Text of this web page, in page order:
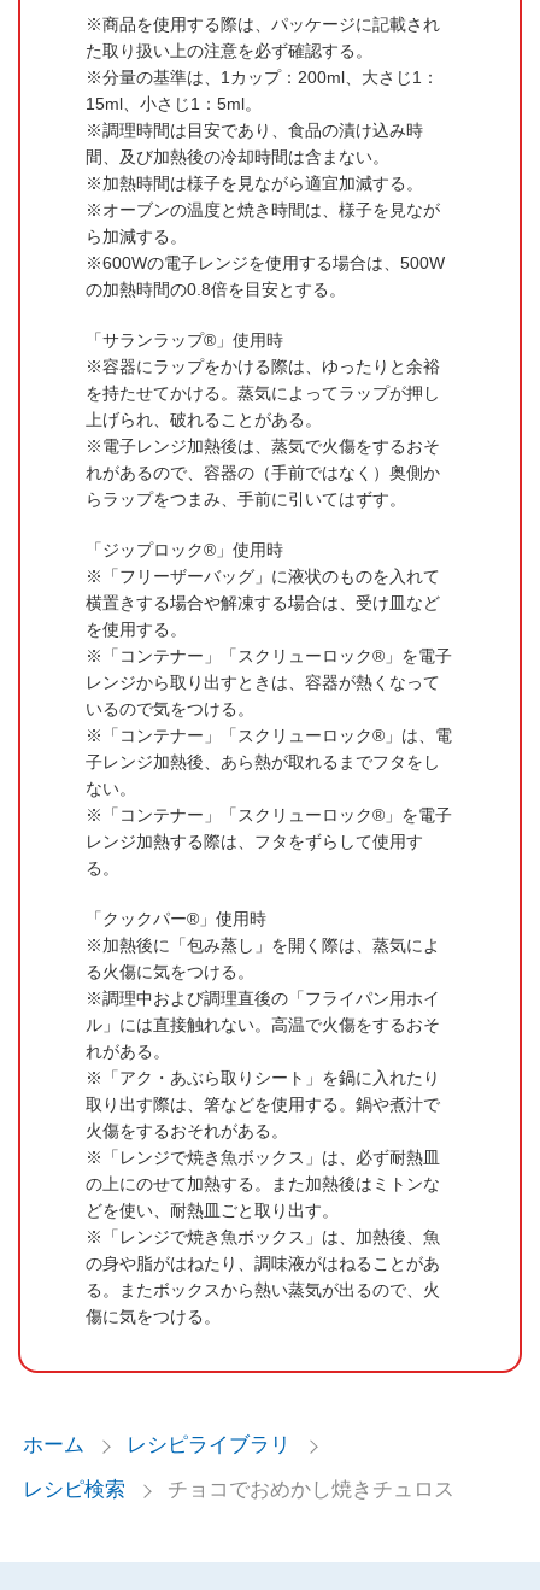
商品を使用する際は、パッケージに記載され
た取り扱い上の注意を必ず確認する。
分量の基準は、1カップ：200ml、大さじ1：
15ml、小さじ1：5ml。
調理時間は目安であり、食品の漬け込み時
間、及び加熱後の冷却時間は含まない。
加熱時間は様子を見ながら適宜加減する。
オーブンの温度と焼き時間は、様子を見なが
ら加減する。
600Wの電子レンジを使用する場合は、500W
の加熱時間の0.8倍を目安とする。
「サランラップ®」使用時
容器にラップをかける際は、ゆったりと余裕
を持たせてかける。蒸気によってラップが押し
上げられ、破れることがある。
電子レンジ加熱後は、蒸気で火傷をするおそ
れがあるので、容器の（手前ではなく）奥側か
らラップをつまみ、手前に引いてはずす。
「ジップロック®」使用時
「フリーザーバッグ」に液状のものを入れて
横置きする場合や解凍する場合は、受け皿など
を使用する。
「コンテナー」「スクリューロック®」を電子
レンジから取り出すときは、容器が熱くなって
いるので気をつける。
「コンテナー」「スクリューロック®」は、電
子レンジ加熱後、あら熱が取れるまでフタをし
ない。
「コンテナー」「スクリューロック®」を電子
レンジ加熱する際は、フタをずらして使用す
る。
「クックパー®」使用時
加熱後に「包み蒸し」を開く際は、蒸気によ
る火傷に気をつける。
調理中および調理直後の「フライパン用ホイ
ル」には直接触れない。高温で火傷をするおそ
れがある。
「アク・あぶら取りシート」を鍋に入れたり
取り出す際は、箸などを使用する。鍋や煮汁で
火傷をするおそれがある。
「レンジで焼き魚ボックス」は、必ず耐熱皿
の上にのせて加熱する。また加熱後はミトンな
どを使い、耐熱皿ごと取り出す。
「レンジで焼き魚ボックス」は、加熱後、魚
の身や脂がはねたり、調味液がはねることがあ
る。またボックスから熱い蒸気が出るので、火
傷に気をつける。
ホーム
レシピライブラリ
レシピ検索
チョコでおめかし焼きチュロス